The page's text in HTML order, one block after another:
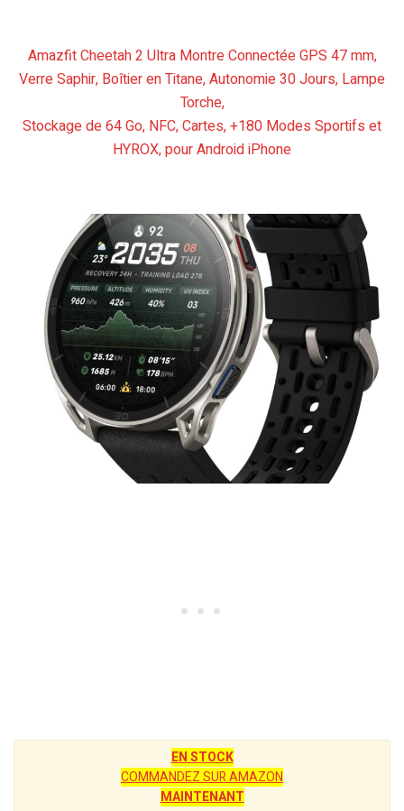
Amazfit Cheetah 2 Ultra Montre Connectée GPS 47 mm,
Verre Saphir, Boîtier en Titane, Autonomie 30 Jours, Lampe
Torche,
Stockage de 64 Go, NFC, Cartes, +180 Modes Sportifs et
HYROX, pour Android iPhone
EN STOCK
COMMANDEZ SUR AMAZON
MAINTENANT